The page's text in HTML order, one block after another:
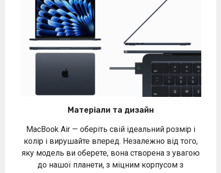
Матеріали та дизайн
MacBook Air — оберіть свій ідеальний розмір і
колір і вирушайте вперед. Незалежно від того,
яку модель ви оберете, вона створена з увагою
до нашої планети, з міцним корпусом з